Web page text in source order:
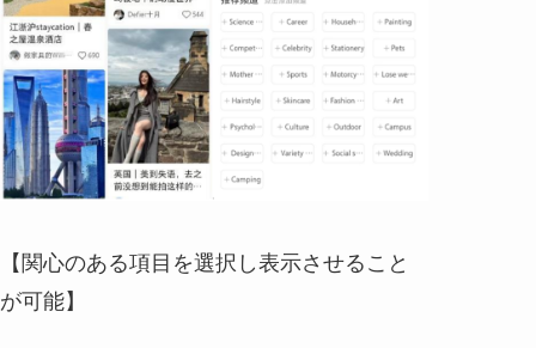
【関心のある項目を選択し表示させること
が可能】